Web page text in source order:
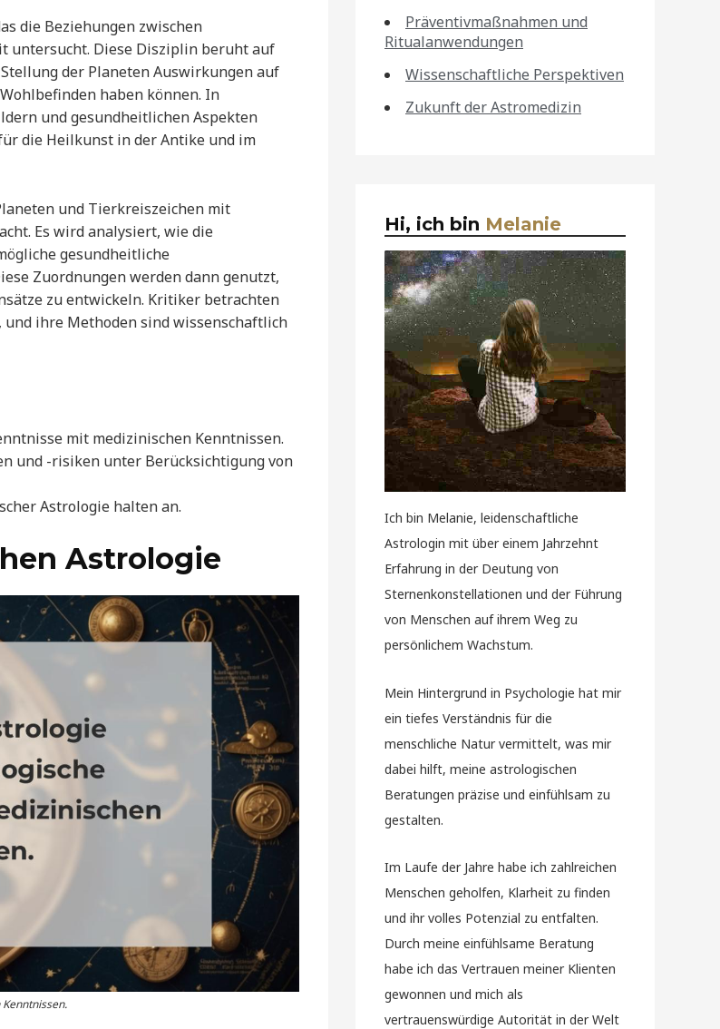
die Beziehungen zwischen
untersucht. Diese Disziplin beruht auf
der Planeten Auswirkungen auf
haben können. In
und gesundheitlichen Aspekten
die Heilkunst in der Antike und im
und Tierkreiszeichen mit
Es wird analysiert, wie die
gesundheitliche
Zuordnungen werden dann genutzt,
zu entwickeln. Kritiker betrachten
und ihre Methoden sind wissenschaftlich
mit medizinischen Kenntnissen.
und -risiken unter Berücksichtigung von
Astrologie halten an.
Astrologie
Präventivmaßnahmen und
Ritualanwendungen
Wissenschaftliche Perspektiven
Zukunft der Astromedizin
Hi, ich bin Melanie
Ich bin Melanie, leidenschaftliche
Astrologin mit über einem Jahrzehnt
Erfahrung in der Deutung von
Sternenkonstellationen und der Führung
von Menschen auf ihrem Weg zu
persönlichem Wachstum.
Mein Hintergrund in Psychologie hat mir
ein tiefes Verständnis für die
menschliche Natur vermittelt, was mir
dabei hilft, meine astrologischen
Beratungen präzise und einfühlsam zu
gestalten.
Im Laufe der Jahre habe ich zahlreichen
Menschen geholfen, Klarheit zu finden
und ihr volles Potenzial zu entfalten.
Durch meine einfühlsame Beratung
habe ich das Vertrauen meiner Klienten
gewonnen und mich als
vertrauenswürdige Autorität in der Welt